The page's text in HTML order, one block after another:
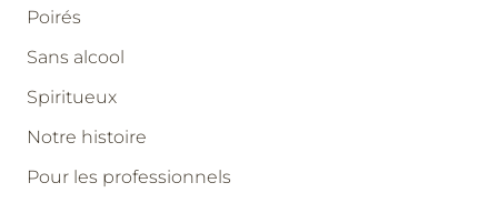
Poirés
Sans alcool
Spiritueux
Notre histoire
Pour les professionnels